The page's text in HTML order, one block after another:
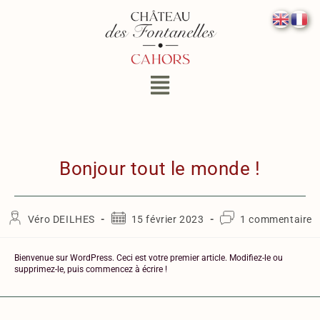
Bonjour tout le monde !
Véro DEILHES 15 février 2023 1 commentaire
Bienvenue sur WordPress. Ceci est votre premier article. Modifiez-le ou
supprimez-le, puis commencez à écrire !